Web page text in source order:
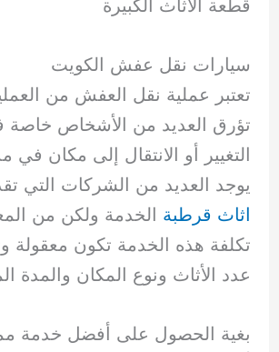
قطعة الأثاث الكبيرة
سيارات نقل عفش الكويت
تعتبر عملية نقل العفش من
تؤرق العديد من الأشخاص خاصة
التغيير أو الانتقال إلى مكان في
يوجد العديد من الشركات التي
اثاث قرطبة الخدمة ولكن من
تكلفة هذه الخدمة تكون معقولة
عدد الأثاث ونوع المكان والمدة
بغية الحصول على أفضل خدمة